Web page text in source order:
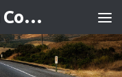
erneuerbare Energien Contracting